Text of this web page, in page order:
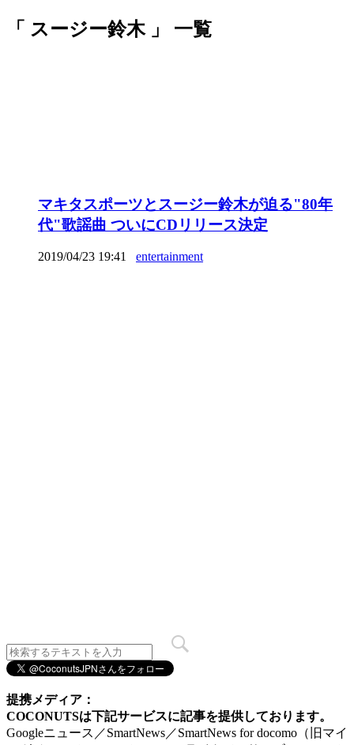
「 スージー鈴木 」 一覧
マキタスポーツとスージー鈴木が迫る"80年
代"歌謡曲 ついにCDリリース決定
2019/04/23 19:41 entertainment
提携メディア：
COCONUTSは下記サービスに記事を提供しております。
Googleニュース／SmartNews／SmartNews for docomo（旧マイ